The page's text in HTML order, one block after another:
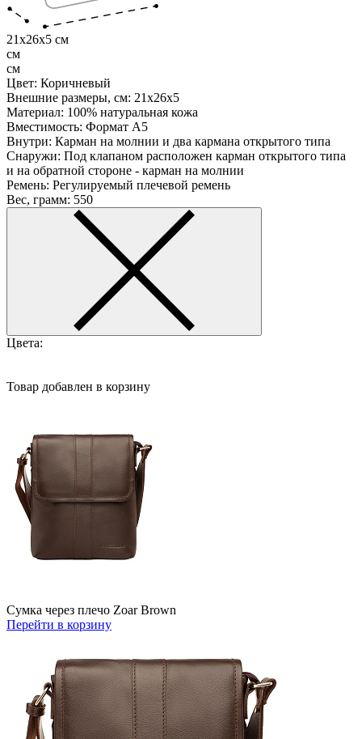
21x26x5 см
см
см
Цвет: Коричневый
Внешние размеры, см: 21x26x5
Материал: 100% натуральная кожа
Вместимость: Формат А5
Внутри: Карман на молнии и два кармана открытого типа
Снаружи: Под клапаном расположен карман открытого типа
и на обратной стороне - карман на молнии
Ремень: Регулируемый плечевой ремень
Вес, грамм: 550
Цвета:
Товар добавлен в корзину
Сумка через плечо Zoar Brown
Перейти в корзину